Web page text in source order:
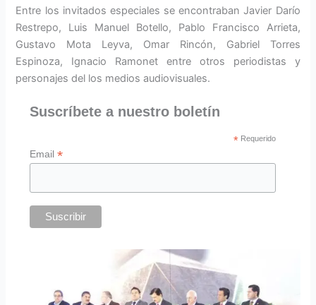
Entre los invitados especiales se encontraban Javier Darío
Restrepo, Luis Manuel Botello, Pablo Francisco Arrieta,
Gustavo Mota Leyva, Omar Rincón, Gabriel Torres
Espinoza, Ignacio Ramonet entre otros periodistas y
personajes del los medios audiovisuales.
Suscríbete a nuestro boletín
* Requerido
Email*